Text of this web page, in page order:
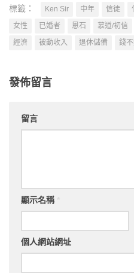
標籤： Ken Sir 中年 信徒
女性
已婚者 恩石 慕道/初信
經濟
被動收入 退休儲備 錢
發佈留言
留言
顯示名稱
個人網站網址